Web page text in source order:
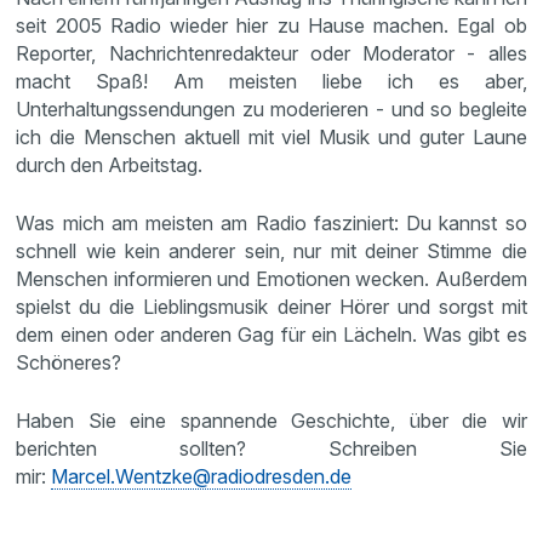
seit 2005 Radio wieder hier zu Hause machen. Egal ob
Reporter, Nachrichtenredakteur oder Moderator - alles
macht Spaß! Am meisten liebe ich es aber,
Unterhaltungssendungen zu moderieren - und so begleite
ich die Menschen aktuell mit viel Musik und guter Laune
durch den Arbeitstag.
Was mich am meisten am Radio fasziniert: Du kannst so
schnell wie kein anderer sein, nur mit deiner Stimme die
Menschen informieren und Emotionen wecken. Außerdem
spielst du die Lieblingsmusik deiner Hörer und sorgst mit
dem einen oder anderen Gag für ein Lächeln. Was gibt es
Schöneres?
Haben Sie eine spannende Geschichte, über die wir
berichten sollten? Schreiben Sie
mir: Marcel.Wentzke@radiodresden.de